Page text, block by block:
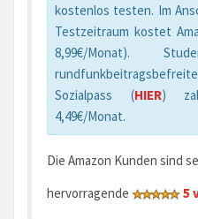
kostenlos testen. Im
Testzeitraum kostet
8,99€/Monat).
Sozialpass (HIER)
4,49€/Monat.
Die Amazon Kunden sind
hervorragende
5